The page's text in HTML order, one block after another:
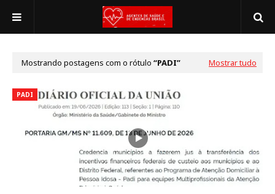
Mostrando postagens com o rótulo PADI Mostrar tudo
PADI